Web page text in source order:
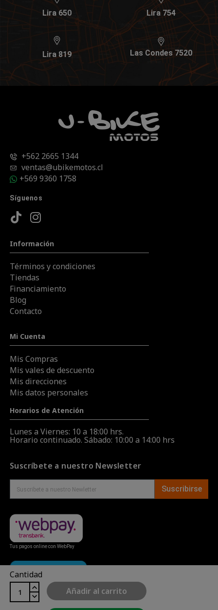
Cantidad
Añadir al carrito
Lira 650 Lira 754
Lira 819 Las Condes 7520
+562 2665 1344
ventas@ubikemotos.cl
+569 9360 1758
Síguenos
Información
Términos y condiciones
Tiendas
Financiamiento
Blog
Contacto
Mi Cuenta
Mis Compras
Mis vales de descuento
Mis direcciones
Mis datos personales
Horarios de Atención
Lunes a Viernes: 10 a 18:00 hrs.
Horario continuado. Sábado: 10:00 a 14:00 hrs
Suscríbete a nuestro Newsletter
Suscribirse
Tus pagos online con WebPay